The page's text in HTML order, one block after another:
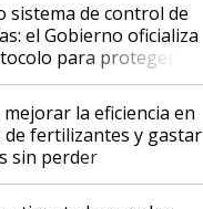
sistema de control de
el Gobierno oficializa
para proteger la
intelectual
mejorar la eficiencia en
de fertilizantes y gastar
sin perder
en la campaña